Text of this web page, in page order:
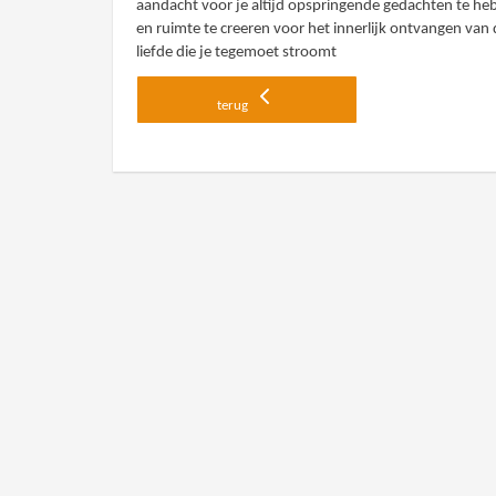
aandacht voor je altijd opspringende gedachten te
en ruimte te creeren voor het innerlijk ontvangen van
liefde die je tegemoet stroomt
terug